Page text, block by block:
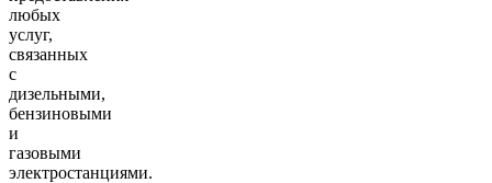
любых
услуг,
связанных
с
дизельными,
бензиновыми
и
газовыми
электростанциями.